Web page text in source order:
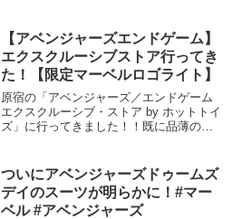
【アベンジャーズエンドゲーム】
エクスクルーシブストア行ってき
た！【限定マーベルロゴライト】
原宿の「アベンジャーズ／エンドゲーム
エクスクルーシブ・ストア by ホットトイ
ズ」に行ってきました！！既に品薄の気
ドゲーム エクスクルーシブ・ストア by
ホットト...
ついにアベンジャーズドゥームズ
デイのスーツが明らかに！#マー
ベル #アベンジャーズ